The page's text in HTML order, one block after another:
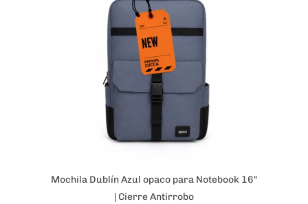
Mochila Dublín Azul opaco para Notebook 16"
| Cierre Antirrobo